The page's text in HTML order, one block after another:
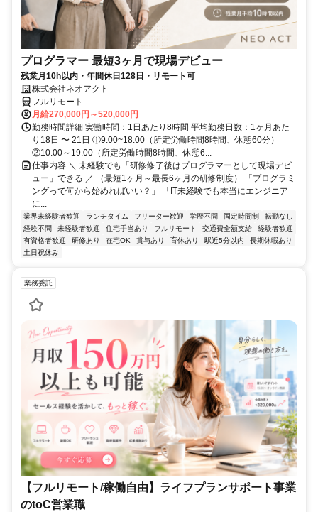
プログラマー 最短3ヶ月で現場デビュー
残業月10h以内・年間休日128日・リモート可
株式会社ネオアクト
フルリモート
月給270,000円～520,000円
勤務時間詳細 実働時間：1日あたり8時間 平均勤務日数：1ヶ月あた
り18日 〜 21日 ①9:00~18:00（所定労働時間8時間、休憩60分）
②10:00～19:00（所定労働時間8時間、休憩6...
仕事内容 ＼ 未経験でも「研修修了後はプログラマーとして現場デビ
ュー」できる ／ （最短1ヶ月～最長6ヶ月の研修制度） 「プログラミ
ングって何から始めればいい？」 「IT未経験でも本当にエンジニア
に...
業界未経験者歓迎 ランチタイム フリーター歓迎 学歴不問 固定時間制
転勤なし
経験不問
未経験者歓迎 住宅手当あり フルリモート 交通費全額支給
経験者歓迎
有資格者歓迎
研修あり 在宅OK 賞与あり 育休あり 駅近5分以内
長期休暇あり
土日祝休み
業務委託
【フルリモート/稼働自由】ライフプランサポート事業
のtoC営業職